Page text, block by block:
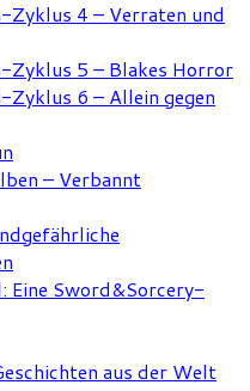
Zyklus 4 – Verraten und
Zyklus 5 – Blakes Horror
6 – Allein gegen
– Verbannt
Eine Sword&Sorcery-
aus der Welt